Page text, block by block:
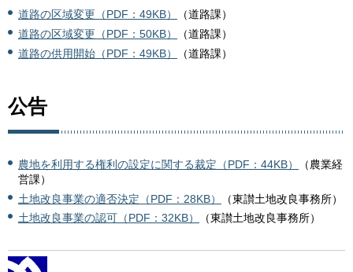
道路の区域変更（PDF：49KB）
（道路課）
道路の区域変更（PDF：50KB）
（道路課）
道路の供用開始（PDF：49KB）
（道路課）
公告
農地を利用する権利の設定に関する裁定（PDF：44KB）
（農業経
営課）
土地改良事業の適否決定（PDF：28KB）
（東讃土地改良事務所）
土地改良事業の認可（PDF：32KB）
（東讃土地改良事務所）